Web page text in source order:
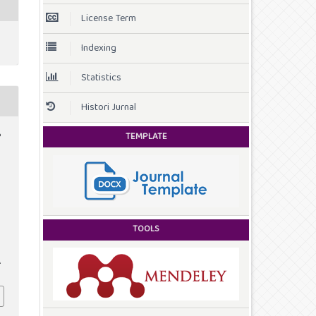
License Term
Indexing
Statistics
Histori Jurnal
TEMPLATE
TOOLS